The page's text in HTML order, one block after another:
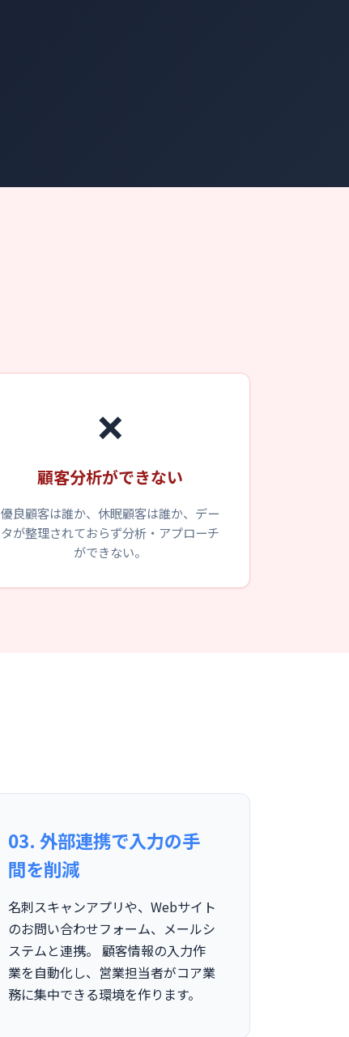
❌
顧客分析ができない
優良顧客は誰か、休眠顧客は誰か、デー
タが整理されておらず分析・アプローチ
ができない。
03. 外部連携で入力の手
間を削減
名刺スキャンアプリや、Webサイト
のお問い合わせフォーム、メールシ
ステムと連携。 顧客情報の入力作
業を自動化し、営業担当者がコア業
務に集中できる環境を作ります。